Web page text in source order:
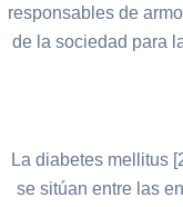
responsables de
de la sociedad para
La diabetes mellitus
se sitúan entre las